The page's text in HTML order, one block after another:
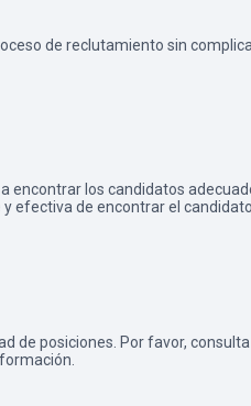
de reclutamiento sin
encontrar los candidatos
efectiva de encontrar el candidato
de posiciones. Por favor, consulta